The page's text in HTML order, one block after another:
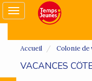
Toggle
navigation
Accueil Colonie de
VACANCES